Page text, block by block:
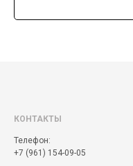
КОНТАКТЫ
Телефон:
+7 (961) 154-09-05